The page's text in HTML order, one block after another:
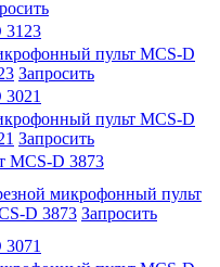
3123
пульт MCS-D
Запросить
пульт MCS-D
Запросить
MCS-D 3873
микрофонный пульт
D 3873 Запросить